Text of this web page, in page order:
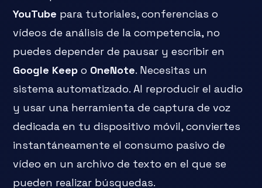
YouTube para tutoriales, conferencias o
vídeos de análisis de la competencia, no
puedes depender de pausar y escribir en
Google Keep o OneNote. Necesitas un
sistema automatizado. Al reproducir el audio
y usar una herramienta de captura de voz
dedicada en tu dispositivo móvil, conviertes
instantáneamente el consumo pasivo de
vídeo en un archivo de texto en el que se
pueden realizar búsquedas.